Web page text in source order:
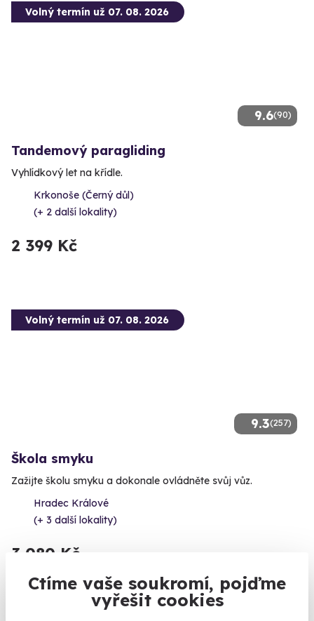
Ctíme vaše soukromí, pojďme
vyřešit cookies
9.6(90)
Volný termín už 07. 08. 2026
Tandemový paragliding
Vyhlídkový let na křídle.
Krkonoše (Černý důl)
(+ 2 další lokality)
2 399 Kč
9.3(257)
Volný termín už 07. 08. 2026
Škola smyku
Zažijte školu smyku a dokonale ovládněte svůj vůz.
Hradec Králové
(+ 3 další lokality)
3 080 Kč